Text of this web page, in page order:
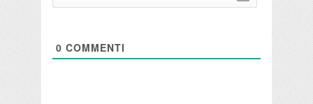
0 COMMENTI